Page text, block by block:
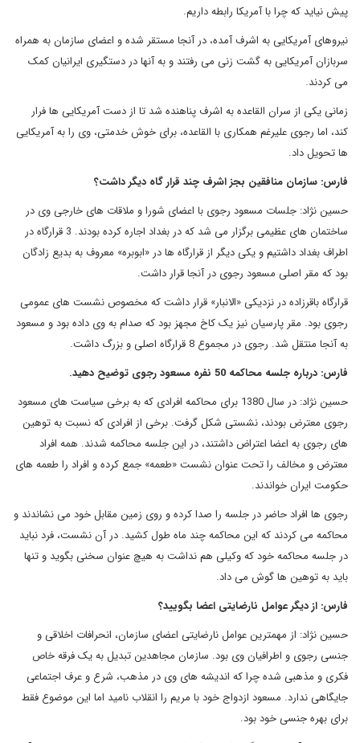
پیش نیاید که چرا با آمریکا رابطه داریم.
نیروهای آمریکایی به اشرف آمده، در آنجا مستقر شده و اعضای سازمان به همراه
سربازان آمریکایی به گشت زنی می رفتند و به آنها در دستگیری ایرانیان کمک
می کردند.
زمانی یکی از سران القاعده به اشرف پناهنده شد تا از دست آمریکایی ها فرار
کند، اما رجوی علیرغم همکاری با القاعده، برای خوش خدمتی، وی را به آمریکایی
ها تحویل داد.
فارس: سازمان منافقین بجز اشرف چند قرار گاه دیگر داشت؟
حسین نژاد: جلسات مسعود رجوی با اعضای شورا و ملاقات های خارجی وی در
ساختمان های عظیمی برگزار می شد که در بغداد اجاره کرده بودند. 3 قرارگاه در
اطراف بغداد داشتیم و یکی دیگر از قرارگاه ها در «ابوبره» معروف به بدیع زادگان
بود که مقر اصلی مسعود رجوی در آنجا قرار داشت.
قرارگاه باقرزاده در نزدیکی «الانبار» قرار داشت که مخصوص نشست های عمومی
رجوی بود. مقر پارسیان نیز یک کاخ مجهز بود که صدام به وی داده بود و مسعود
به آنجا منتقل شد. رجوی در مجموع 8 قرارگاه اصلی و بزرگ داشت
.
فارس: درباره جلسه محاکمه 50 نفره مسعود رجوی توضیح دهید.
حسین نژاد: در سال 1380 برای محاکمه افرادی که به برخی سیاست های مسعود
رجوی معترض بودند، نشستی شکل گرفت. برخی از افرادی که نسبت به توهین
های رجوی به اعضا اعتراض داشتند، در این جلسه محاکمه شدند. همه افراد
معترض و مخالف را تحت عنوان نشست «طعمه» جمع کرده و افراد را طعمه های
حکومت ایران خواندند.
رجوی ها افراد حاضر در جلسه را صدا کرده و روی زمین مقابل خود می نشاندند و
محاکمه می کردند که این محاکمه چند ماه طول کشید. در آن نشست، فرد نباید
در جلسه محاکمه خود که وکیلی هم نداشت به هیچ عنوان سخنی بگوید و تنها
باید به توهین ها گوش می داد.
فارس: از دیگر عوامل نارضایتی اعضا بگویید؟
حسین نژاد: از مهمترین عوامل نارضایتی اعضای سازمان، انحرافات اخلاقی و
جنسی رجوی و اطرافیان وی بود. سازمان مجاهدین تبدیل به یک فرقه خاص
فکری و مذهبی شده چرا که اندیشه های وی در مذهب، شرع و عرف اجتماعی
جایگاهی ندارد. مسعود ازدواج خود با مریم را انقلاب نامید اما این موضوع فقط
برای بهره جنسی خود بود.